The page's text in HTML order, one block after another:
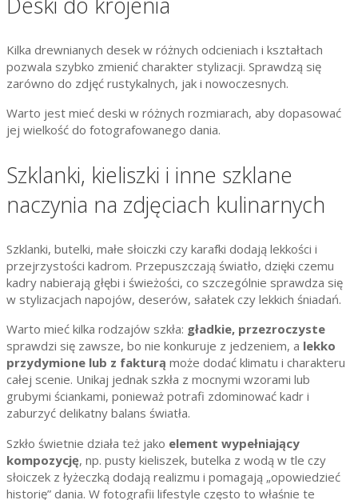
Kilka drewnianych desek w różnych odcieniach i kształtach
pozwala szybko zmienić charakter stylizacji. Sprawdzą się
zarówno do zdjęć rustykalnych, jak i nowoczesnych.
Warto jest mieć deski w różnych rozmiarach, aby dopasować
jej wielkość do fotografowanego dania.
Szklanki, kieliszki i inne szklane
naczynia na zdjęciach kulinarnych
Szklanki, butelki, małe słoiczki czy karafki dodają lekkości i
przejrzystości kadrom. Przepuszczają światło, dzięki czemu
kadry nabierają głębi i świeżości, co szczególnie sprawdza się
w stylizacjach napojów, deserów, sałatek czy lekkich śniadań.
Warto mieć kilka rodzajów szkła: gładkie, przezroczyste
sprawdzi się zawsze, bo nie konkuruje z jedzeniem, a lekko
przydymione lub z fakturą może dodać klimatu i charakteru
całej scenie. Unikaj jednak szkła z mocnymi wzorami lub
grubymi ściankami, ponieważ potrafi zdominować kadr i
zaburzyć delikatny balans światła.
Szkło świetnie działa też jako element wypełniający
kompozycję, np. pusty kieliszek, butelka z wodą w tle czy
słoiczek z łyżeczką dodają realizmu i pomagają „opowiedzieć
historię” dania. W fotografii lifestyle często to właśnie te